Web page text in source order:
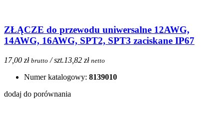
ZŁĄCZE do przewodu uniwersalne 12AWG,
14AWG, 16AWG, SPT2, SPT3 zaciskane IP67
17,00 zł brutto / szt.13,82 zł netto
Numer katalogowy: 8139010
dodaj do porównania